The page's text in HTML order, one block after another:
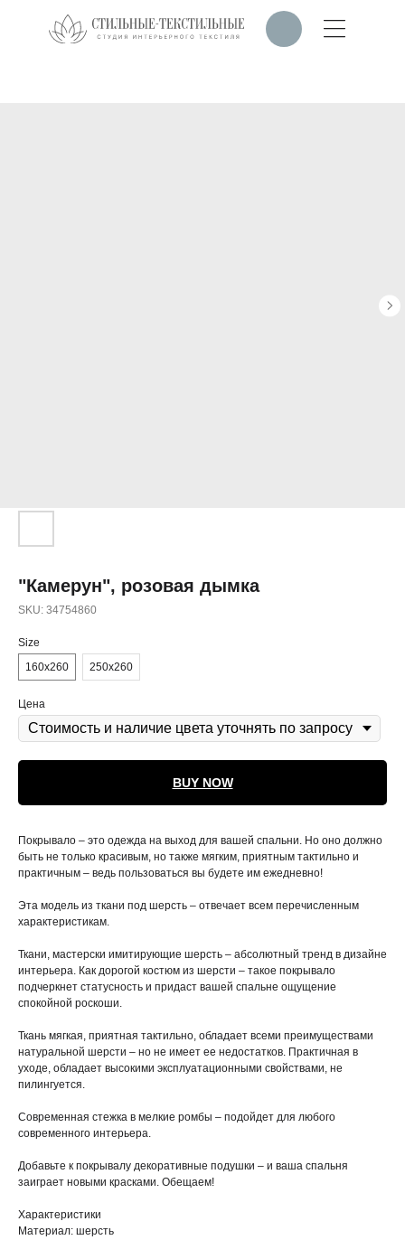
"Камерун", розовая дымка
SKU: 34754860
Size
160х260
250х260
Цена
BUY NOW
Покрывало – это одежда на выход для вашей спальни. Но оно должно
быть не только красивым, но также мягким, приятным тактильно и
практичным – ведь пользоваться вы будете им ежедневно!
Эта модель из ткани под шерсть – отвечает всем перечисленным
характеристикам.
Ткани, мастерски имитирующие шерсть – абсолютный тренд в дизайне
интерьера. Как дорогой костюм из шерсти – такое покрывало
подчеркнет статусность и придаст вашей спальне ощущение
спокойной роскоши.
Ткань мягкая, приятная тактильно, обладает всеми преимуществами
натуральной шерсти – но не имеет ее недостатков. Практичная в
уходе, обладает высокими эксплуатационными свойствами, не
пилингуется.
Современная стежка в мелкие ромбы – подойдет для любого
современного интерьера.
Добавьте к покрывалу декоративные подушки – и ваша спальня
заиграет новыми красками. Обещаем!
Характеристики
Материал: шерсть